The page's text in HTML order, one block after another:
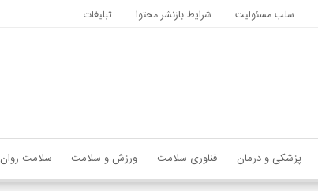
سلب مسئولیت شرایط بازنشر محتوا تبلیغات
پزشکی و درمان فناوری سلامت ورزش و سلامت سلامت روان